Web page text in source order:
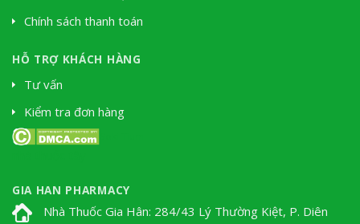
Chính sách thanh toán
HỖ TRỢ KHÁCH HÀNG
Tư vấn
Kiểm tra đơn hàng
GIA HAN PHARMACY
Nhà Thuốc Gia Hân: 284/43 Lý Thường Kiệt, P. Diên